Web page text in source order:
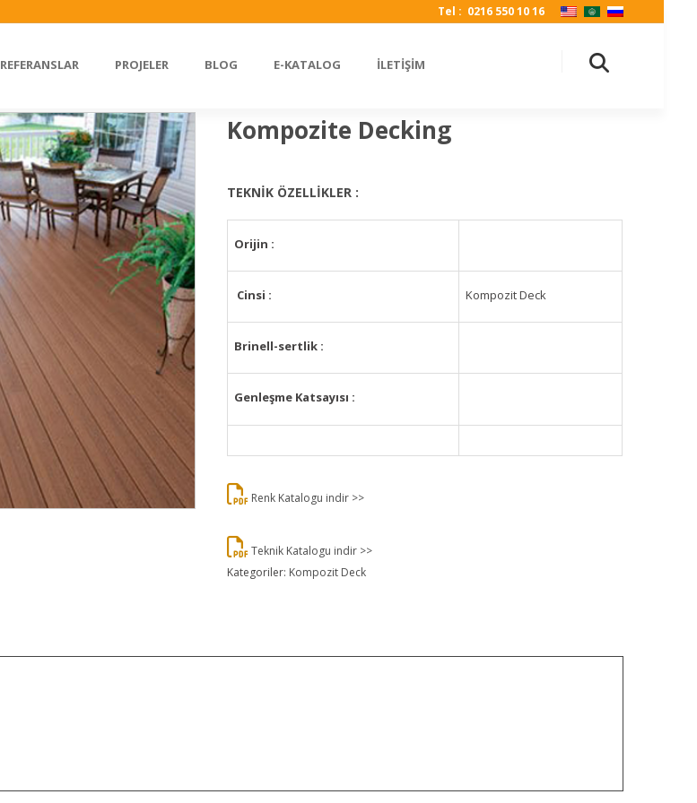
Tel : 0216 550 10 16
REFERANSLAR PROJELER BLOG E-KATALOG İLETİŞİM
Kompozite Decking
TEKNİK ÖZELLİKLER :
Orijin :
Cinsi : Kompozit Deck
Brinell-sertlik :
Genleşme Katsayısı :
Renk Katalogu indir >>
Teknik Katalogu indir >>
Kategoriler: Kompozit Deck